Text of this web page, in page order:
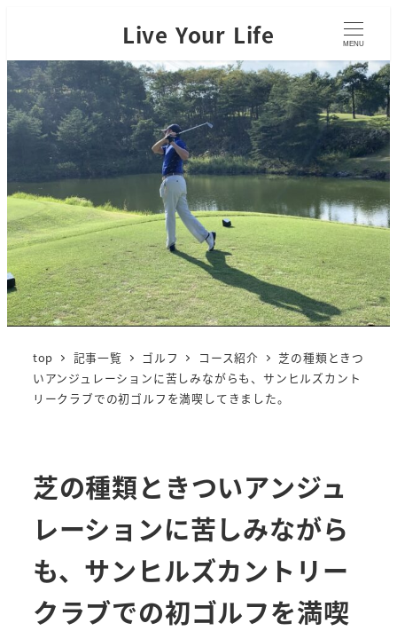
Live Your Life MENU
top 記事一覧 ゴルフ コース紹介
芝の種類ときつ
いアンジュレーションに苦しみながらも、サンヒルズカント
リークラブでの初ゴルフを満喫してきました。
芝の種類ときついアンジュ
レーションに苦しみながら
も、サンヒルズカントリー
クラブでの初ゴルフを満喫